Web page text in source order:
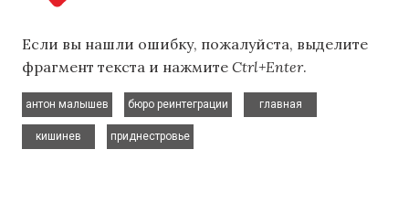
Если вы нашли ошибку, пожалуйста, выделите
фрагмент текста и нажмите Ctrl+Enter.
антон малышев
бюро реинтеграции
главная
кишинев
приднестровье